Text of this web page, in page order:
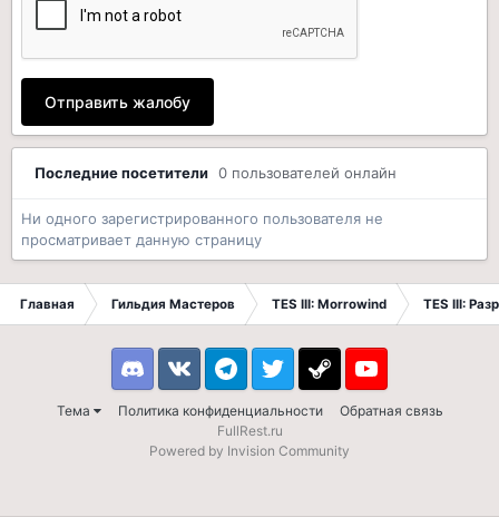
Отправить жалобу
Последние посетители 0 пользователей онлайн
Ни одного зарегистрированного пользователя не
просматривает данную страницу
Главная Гильдия Мастеров TES III: Morrowind TES III:
Тема Политика конфиденциальности Обратная связь
DiscordVK TelegramTwitter Steam Youtube
FullRest.ru
Powered by Invision Community